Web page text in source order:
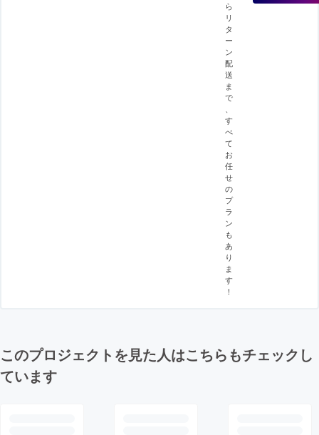
ら
リ
タ
ー
ン
配
送
ま
で
す
べ
て
お
任
せ
の
プ
ラ
ン
も
あ
り
ま
す
！
このプロジェクトを見た人はこちらもチェックし
ています